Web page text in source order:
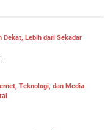
Dekat, Lebih dari Sekadar
Teknologi, dan Media